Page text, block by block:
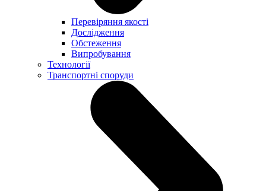
Перевіряння якості
Дослідження
Обстеження
Випробування
Технології
Транспортні споруди